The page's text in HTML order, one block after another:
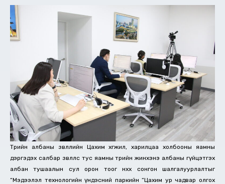
Төрийн албаны зөвлөлийн Цахим хөгжил, харилцаа холбооны яамны
дэргэдэх салбар зөвлөлөөс тус яамны төрийн жинхэнэ албаны гүйцэтгэх
албан тушаалын сул орон тоог нөхөх сонгон шалгалуурлалтыг
“Мэдээлэл технологийн үндэсний паркийн “Цахим ур чадвар олгох